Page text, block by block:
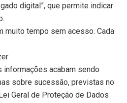
digital”, que permite indicar
muito tempo sem acesso. Cada
informações acabam sendo
sobre sucessão, previstas no
Geral de Proteção de Dados